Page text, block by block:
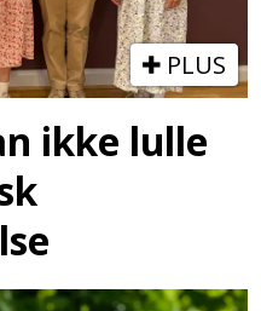
PLUS
ikke lulle